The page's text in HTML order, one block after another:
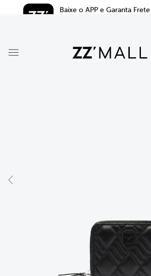
Baixe o APP e Garanta Frete